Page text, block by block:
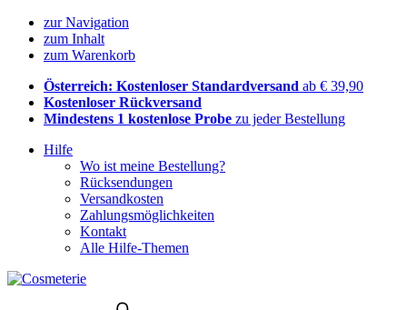
zur Navigation
zum Inhalt
zum Warenkorb
Österreich: Kostenloser Standardversand ab € 39,90
Kostenloser Rückversand
Mindestens 1 kostenlose Probe zu jeder Bestellung
Hilfe
Wo ist meine Bestellung?
Rücksendungen
Versandkosten
Zahlungsmöglichkeiten
Kontakt
Alle Hilfe-Themen